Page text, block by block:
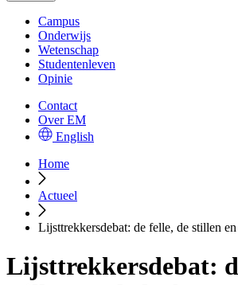
Campus
Onderwijs
Wetenschap
Studentenleven
Opinie
Contact
Over EM
English
Home
Actueel
Lijsttrekkersdebat: de felle, de stillen
Lijsttrekkersdebat: